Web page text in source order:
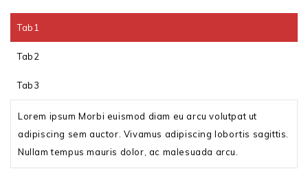
Tab1
Tab2
Tab3
Lorem ipsum Morbi euismod diam eu arcu volutpat ut
adipiscing sem auctor. Vivamus adipiscing lobortis sagittis.
Nullam tempus mauris dolor, ac malesuada arcu.